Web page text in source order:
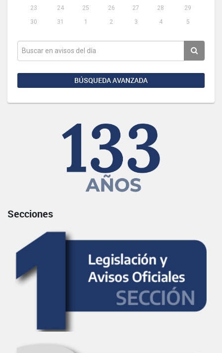
23
24 25 26 27 28
29
30
31 1 2 3 4 5
BÚSQUEDA AVANZADA
Secciones